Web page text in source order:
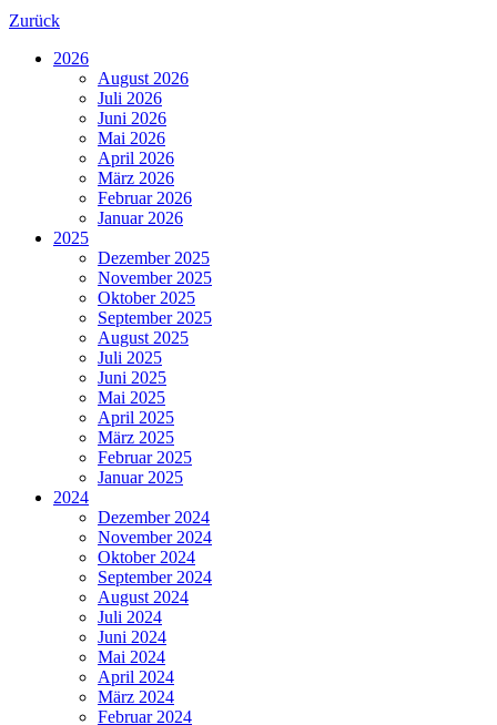
Zurück
2026
August 2026
Juli 2026
Juni 2026
Mai 2026
April 2026
März 2026
Februar 2026
Januar 2026
2025
Dezember 2025
November 2025
Oktober 2025
September 2025
August 2025
Juli 2025
Juni 2025
Mai 2025
April 2025
März 2025
Februar 2025
Januar 2025
2024
Dezember 2024
November 2024
Oktober 2024
September 2024
August 2024
Juli 2024
Juni 2024
Mai 2024
April 2024
März 2024
Februar 2024